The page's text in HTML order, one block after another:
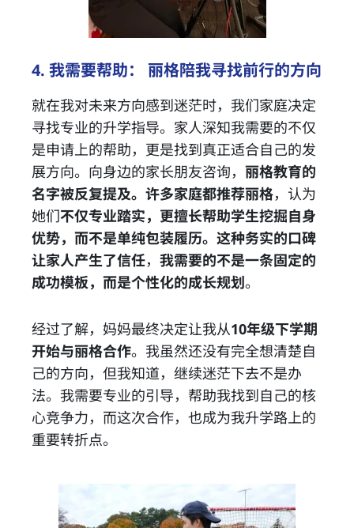
4. 我需要帮助： 丽格陪我寻找前行的方向
就在我对未来方向感到迷茫时，我们家庭决定
寻找专业的升学指导。家人深知我需要的不仅
是申请上的帮助，更是找到真正适合自己的发
展方向。向身边的家长朋友咨询， 丽格教育的
名字被反复提及。 许多家庭都推荐丽格，认为
她们不仅专业踏实，更擅长帮助学生挖掘自身
优势，而不是单纯包装履历。这种务实的口碑
让家人产生了信任， 我需要的不是一条固定的
成功模板，而是个性化的成长规划。
经过了解，妈妈最终决定让我从10年级下学期
开始与丽格合作。我虽然还没有完全想清楚自
己的方向，但我知道，继续迷茫下去不是办
法。我需要专业的引导，帮助我找到自己的核
心竞争力，而这次合作，也成为我升学路上的
重要转折点。